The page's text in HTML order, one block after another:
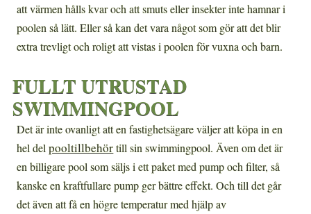
att värmen hålls kvar och att smuts eller insekter inte hamnar i
poolen så lätt. Eller så kan det vara något som gör att det blir
extra trevligt och roligt att vistas i poolen för vuxna och barn.
FULLT UTRUSTAD
SWIMMINGPOOL
Det är inte ovanligt att en fastighetsägare väljer att köpa in en
hel delpooltillbehörtill sin swimmingpool. Även om det är
en billigare pool som säljs i ett paket med pump och filter, så
kanske en kraftfullare pump ger bättre effekt. Och till det går
det även att få en högre temperatur med hjälp av